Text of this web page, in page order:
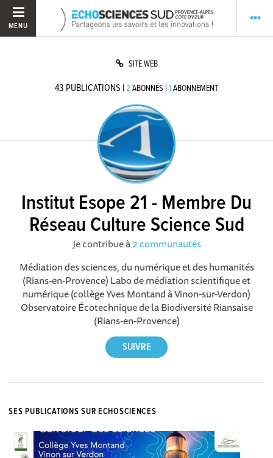
MENU
SITE WEB
43 PUBLICATIONS | 2 ABONNÉS | 1ABONNEMENT
Institut Esope 21 - Membre Du
Réseau Culture Science Sud
Je contribue à2 communautés
Médiation des sciences, du numérique et des humanités
(Rians-en-Provence) Labo de médiation scientifique et
numérique (collège Yves Montand à Vinon-sur-Verdon)
Observatoire Écotechnique de la Biodiversité Riansaise
(Rians-en-Provence)
SES PUBLICATIONS SUR ECHOSCIENCES